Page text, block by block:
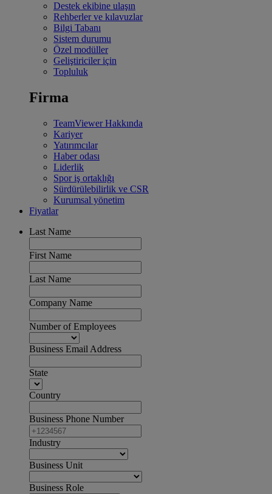
Destek ekibine ulaşın
Rehberler ve kılavuzlar
Bilgi Tabanı
Sistem durumu
Özel modüller
Geliştiriciler için
Topluluk
Firma
TeamViewer Hakkında
Kariyer
Yatırımcılar
Haber odası
Liderlik
Spor iş ortaklığı
Sürdürülebilirlik ve CSR
Kurumsal yönetim
Fiyatlar
Last Name
First Name
Last Name
Company Name
Number of Employees
Business Email Address
State
Country
Business Phone Number
Industry
Business Unit
Business Role